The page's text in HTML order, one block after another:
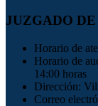
JUZGADO
Horario de
Horario de
14:00 horas
Dirección:
Correo